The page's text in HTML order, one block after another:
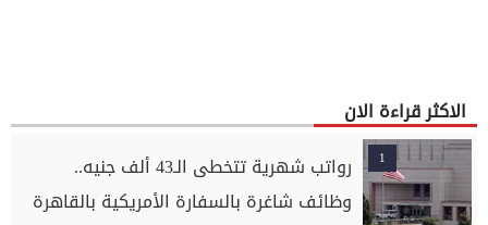
الاكثر قراءة الان
1
رواتب شهرية تتخطى الـ43 ألف جنيه..
وظائف شاغرة بالسفارة الأمريكية بالقاهرة